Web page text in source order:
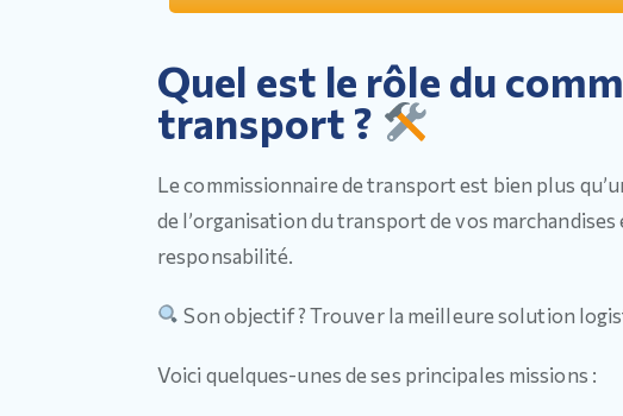
Quel est le rôle du
transport ?
Le commissionnaire de transport est bien plus
de l’organisation du transport de vos
responsabilité.
Son objectif ? Trouver la meilleure solution
Voici quelques-unes de ses principales missions :